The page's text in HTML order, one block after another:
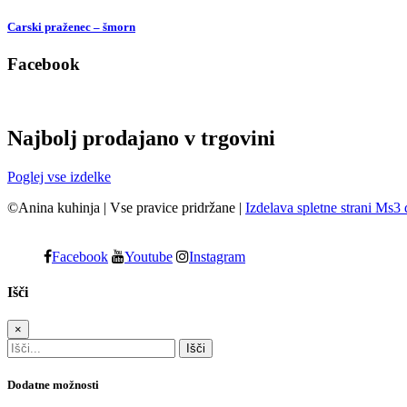
Carski praženec – šmorn
Facebook
Najbolj prodajano v trgovini
Poglej vse izdelke
©Anina kuhinja | Vse pravice pridržane | Izdelava spletne strani Ms3
Facebook Youtube Instagram
Išči
×
Dodatne možnosti